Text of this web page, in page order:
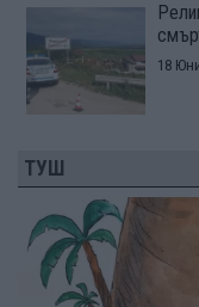
18
ТУШ